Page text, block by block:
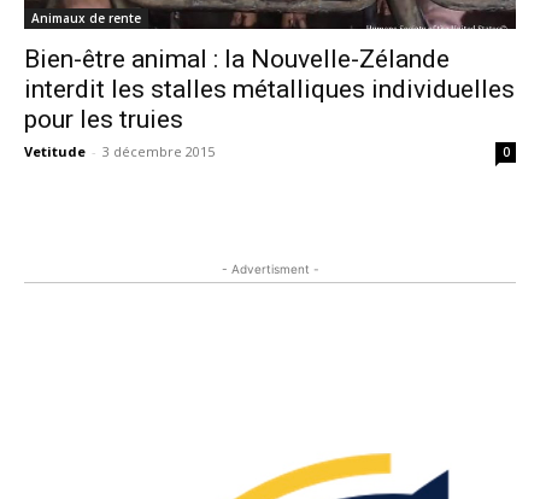
Animaux de rente
Bien-être animal : la Nouvelle-Zélande
interdit les stalles métalliques individuelles
pour les truies
Vetitude - 3 décembre 2015 0
- Advertisment -